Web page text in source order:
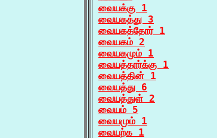
வையக்கு 1
வையகத்து 3
வையகத்தோர் 1
வையகம் 2
வையகமும் 1
வையத்தார்க்கு 1
வையத்தின் 1
வையத்து 6
வையத்துள் 2
வையம் 5
வையமும் 1
வையற்க 1